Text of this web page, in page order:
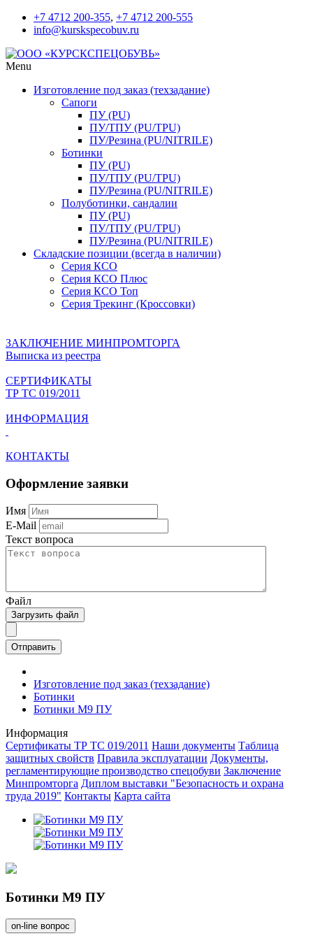
+7 4712 200-355, +7 4712 200-555
info@kurskspecobuv.ru
Menu
Изготовление под заказ (техзадание)
Сапоги
ПУ (PU)
ПУ/ТПУ (PU/TPU)
ПУ/Резина (PU/NITRILE)
Ботинки
ПУ (PU)
ПУ/ТПУ (PU/TPU)
ПУ/Резина (PU/NITRILE)
Полуботинки, сандалии
ПУ (PU)
ПУ/ТПУ (PU/TPU)
ПУ/Резина (PU/NITRILE)
Складские позиции (всегда в наличии)
Серия КСО
Серия КСО Плюс
Серия КСО Топ
Серия Трекинг (Кроссовки)
ЗАКЛЮЧЕНИЕ МИНПРОМТОРГА
Выписка из реестра
СЕРТИФИКАТЫ
ТР ТС 019/2011
ИНФОРМАЦИЯ
КОНТАКТЫ
Оформление заявки
Имя
E-Mail
Текст вопроса
Файл
Загрузить файл
Отправить
Изготовление под заказ (техзадание)
Ботинки
Ботинки М9 ПУ
Информация
Сертификаты ТР ТС 019/2011 Наши документы Таблица
защитных свойств Правила эксплуатации Документы,
регламентирующие производство спецобуви Заключение
Минпромторга Диплом выставки "Безопасность и охрана
труда 2019" Контакты Карта сайта
Ботинки М9 ПУ
on-line вопрос